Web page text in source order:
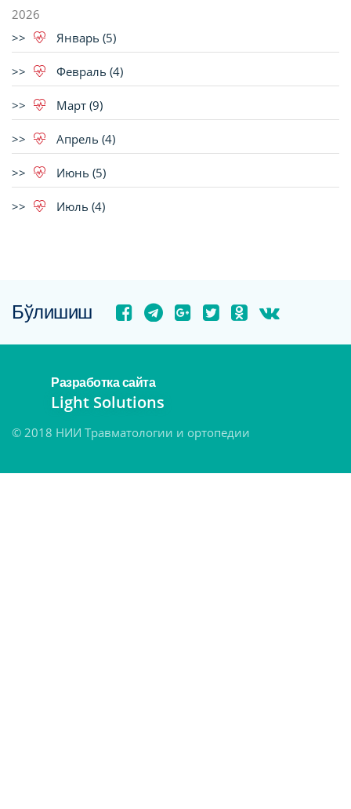
2026
Январь (5)
Февраль (4)
Март (9)
Апрель (4)
Июнь (5)
Июль (4)
Бўлишиш
© 2018 НИИ Травматологии и ортопедии
Разработка сайта
Light Solutions